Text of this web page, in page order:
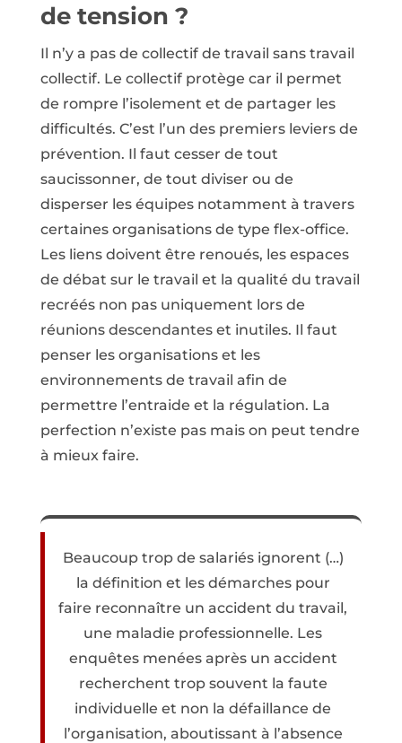
de tension ?
Il n’y a pas de collectif de travail sans travail
collectif. Le collectif protège car il permet
de rompre l’isolement et de partager les
difficultés. C’est l’un des premiers leviers de
prévention. Il faut cesser de tout
saucissonner, de tout diviser ou de
disperser les équipes notamment à travers
certaines organisations de type flex-office.
Les liens doivent être renoués, les espaces
de débat sur le travail et la qualité du travail
recréés non pas uniquement lors de
réunions descendantes et inutiles. Il faut
penser les organisations et les
environnements de travail afin de
permettre l’entraide et la régu­lation. La
perfection n’existe pas mais on peut tendre
à mieux faire.
Beaucoup trop de salariés ignorent (…)
la définition et les démarches pour
faire reconnaître un accident du travail,
une mala­die professionnelle. Les
enquêtes menées après un accident
recherchent trop souvent la faute
individuelle et non la défaillance de
l’organisation, aboutissant à l’absence